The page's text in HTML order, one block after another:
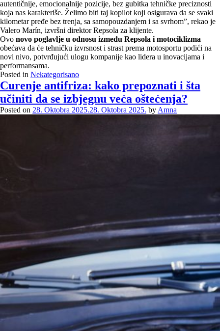
autentičnije, emocionalnije pozicije, bez gubitka tehničke preciznosti
koja nas karakteriše. Želimo biti taj kopilot koji osigurava da se svaki
kilometar pređe bez trenja, sa samopouzdanjem i sa svrhom”, rekao je
Valero Marín, izvršni direktor Repsola za klijente.
Ovo novo poglavlje u odnosu između Repsola i motociklizma
obećava da će tehničku izvrsnost i strast prema motosportu podići na
novi nivo, potvrđujući ulogu kompanije kao lidera u inovacijama i
performansama.
Posted in Nekategorisano
Curenje antifriza: kako prepoznati i šta
učiniti da se izbjegnu veća oštećenja?
Posted on 28. Oktobra 2025.28. Oktobra 2025. by Amna